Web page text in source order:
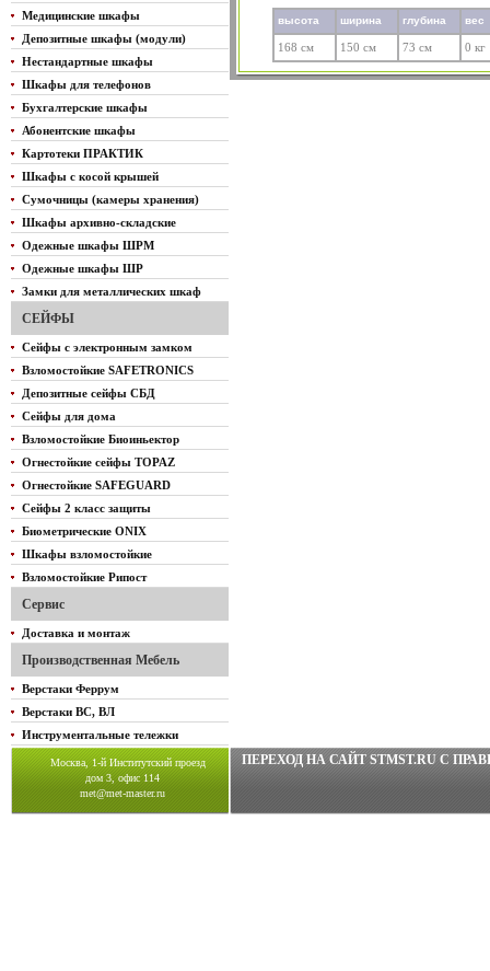
Медицинские шкафы
Депозитные шкафы (модули)
Нестандартные шкафы
Шкафы для телефонов
Бухгалтерские шкафы
Абонентские шкафы
Картотеки ПРАКТИК
Шкафы с косой крышей
Сумочницы (камеры хранения)
Шкафы архивно-складские
Одежные шкафы ШРМ
Одежные шкафы ШР
Замки для металлических шкаф
СЕЙФЫ
Сейфы с электронным замком
Взломостойкие SAFETRONICS
Депозитные сейфы СБД
Сейфы для дома
Взломостойкие Биоиньектор
Огнестойкие сейфы TOPAZ
Огнестойкие SAFEGUARD
Сейфы 2 класс защиты
Биометрические ONIX
Шкафы взломостойкие
Взломостойкие Рипост
Сервис
Доставка и монтаж
Производственная Мебель
Верстаки Феррум
Верстаки ВС, ВЛ
Инструментальные тележки
высота ширина глубина вес
168 см 150 см 73 см 0 кг
Москва, 1-й Институтский проезд
дом 3, офис 114
met@met-master.ru
ПЕРЕХОД НА САЙТ STMST.RU C